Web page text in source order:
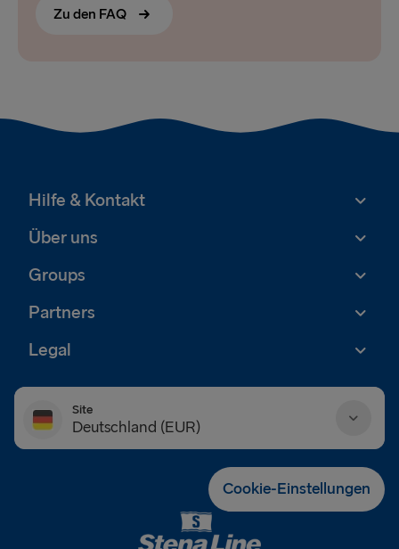
Zu den FAQ
Hilfe & Kontakt
Über uns
Groups
Partners
Legal
Site
Deutschland (EUR)
Cookie-Einstellungen